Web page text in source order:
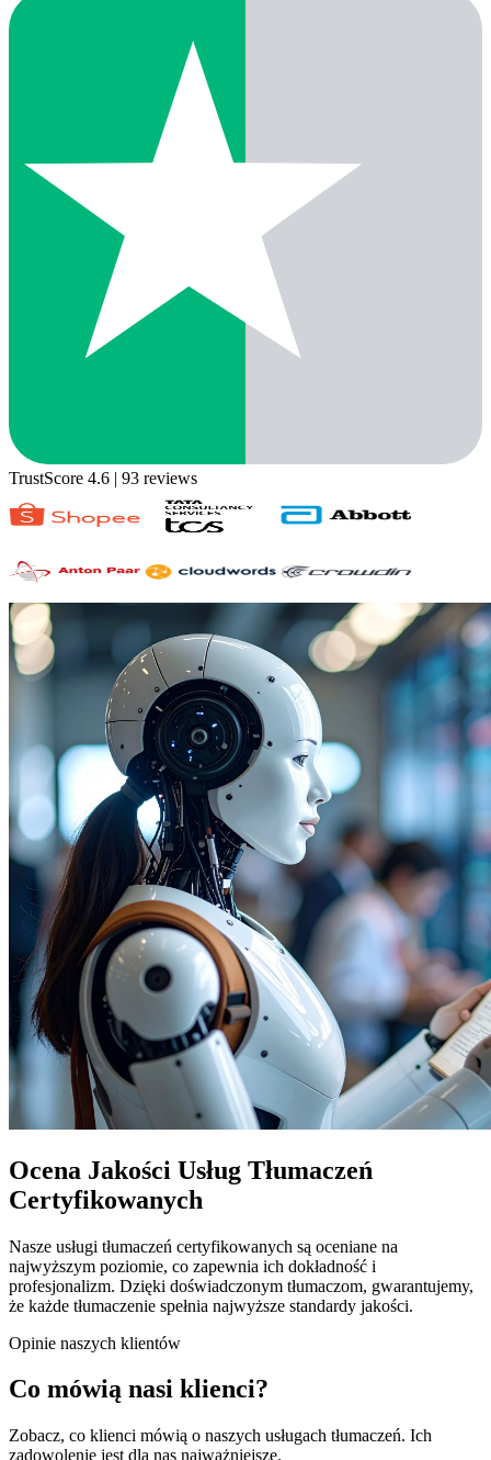
TrustScore 4.6 | 93 reviews
Ocena Jakości Usług Tłumaczeń
Certyfikowanych
Nasze usługi tłumaczeń certyfikowanych są oceniane na
najwyższym poziomie, co zapewnia ich dokładność i
profesjonalizm. Dzięki doświadczonym tłumaczom, gwarantujemy,
że każde tłumaczenie spełnia najwyższe standardy jakości.
Opinie naszych klientów
Co mówią nasi klienci?
Zobacz, co klienci mówią o naszych usługach tłumaczeń. Ich
zadowolenie jest dla nas najważniejsze.